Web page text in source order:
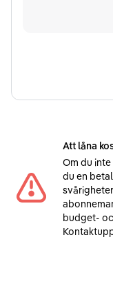
Att låna
Om du
du en
budget-